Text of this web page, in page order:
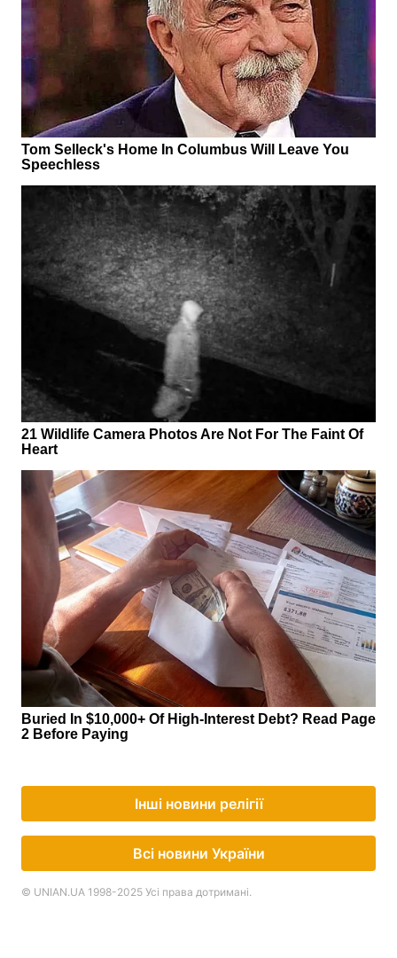
Інші новини релігії
Всі новини України
© UNIAN.UA 1998-2025 Усі права дотримані.